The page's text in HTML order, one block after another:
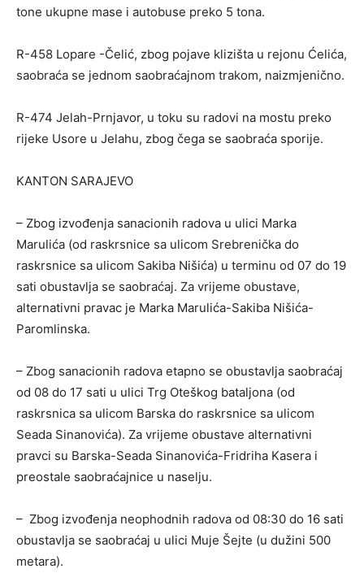
tone ukupne mase i autobuse preko 5 tona.
R-458 Lopare -Čelić, zbog pojave klizišta u rejonu Ćelića,
saobraća se jednom saobraćajnom trakom, naizmjenično.
R-474 Jelah-Prnjavor, u toku su radovi na mostu preko
rijeke Usore u Jelahu, zbog čega se saobraća sporije.
KANTON SARAJEVO
– Zbog izvođenja sanacionih radova u ulici Marka
Marulića (od raskrsnice sa ulicom Srebrenička do
raskrsnice sa ulicom Sakiba Nišića) u terminu od 07 do 19
sati obustavlja se saobraćaj. Za vrijeme obustave,
alternativni pravac je Marka Marulića-Sakiba Nišića-
Paromlinska.
– Zbog sanacionih radova etapno se obustavlja saobraćaj
od 08 do 17 sati u ulici Trg Oteškog bataljona (od
raskrsnica sa ulicom Barska do raskrsnice sa ulicom
Seada Sinanovića). Za vrijeme obustave alternativni
pravci su Barska-Seada Sinanovića-Fridriha Kasera i
preostale saobraćajnice u naselju.
– Zbog izvođenja neophodnih radova od 08:30 do 16 sati
obustavlja se saobraćaj u ulici Muje Šejte (u dužini 500
metara).